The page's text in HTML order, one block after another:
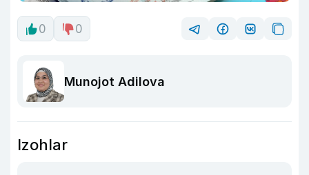
0 0
Munojot Adilova
Izohlar